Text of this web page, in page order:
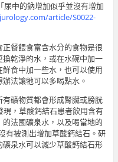
尿中的鈉增加似乎並沒有增加
article/S0022-
餐餵食富含水分的食物是很
乾淨的水，或在水碗中加一
食中加一些水，也可以使用
法讓牠可以多喝點水。
礦物質都會形成腎臟或膀胱
，草酸鈣結石患者飲用含有
法國礦泉水，以及喝當地的
有被測出增加草酸鈣結石。研
泉水可以減少草酸鈣結石形